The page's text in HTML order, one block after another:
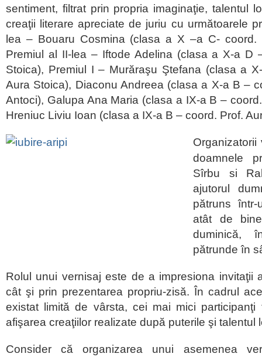
sentiment, filtrat prin propria imaginaţie, talentul
creaţii literare apreciate de juriu cu următoarele
lea – Bouaru Cosmina (clasa a X –a C- coord.
Premiul al II-lea – Iftode Adelina (clasa a X-a D
Stoica), Premiul I – Murăraşu Ştefana (clasa a
Aura Stoica), Diaconu Andreea (clasa a X-a B –
Antoci), Galupa Ana Maria (clasa a IX-a B –
Hreniuc Liviu Ioan (clasa a IX-a B – coord. Prof.
doamnele
Sîrbu si
ajutorul
pătruns
atât de
duminică,
pătrunde în
Rolul unui vernisaj este de a impresiona invitaţii
cât şi prin prezentarea propriu-zisă. În cadrul
existat limită de vârsta, cei mai mici participanţi
afişarea creaţiilor realizate după puterile şi talentul
Consider că organizarea unui asemenea